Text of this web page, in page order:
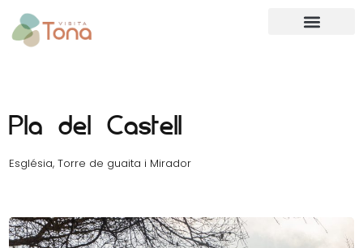
Pla del Castell
Església, Torre de guaita i Mirador